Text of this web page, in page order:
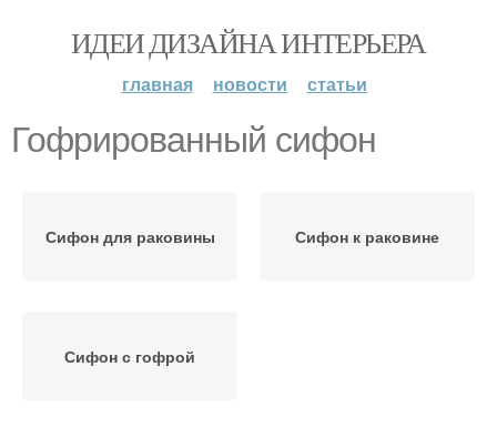
ИДЕИ ДИЗАЙНА ИНТЕРЬЕРА
главная новости статьи
Гофрированный сифон
Сифон для раковины Сифон к раковине
Сифон с гофрой